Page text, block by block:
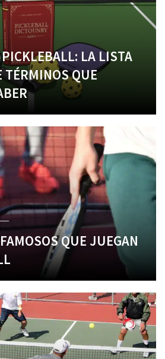
LA LISTA
TÉRMINOS QUE
QUE JUEGAN